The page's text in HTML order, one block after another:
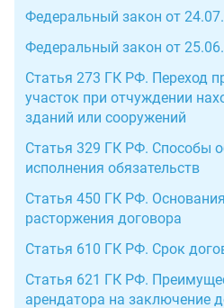
Федеральный закон от
Федеральный закон от
Статья 273 ГК РФ. Переход
участок при отчуждении
зданий или сооружений
Статья 329 ГК РФ. Способы
исполнения обязательств
Статья 450 ГК РФ.
расторжения договора
Статья 610 ГК РФ. Срок
Статья 621 ГК РФ.
арендатора на заключение